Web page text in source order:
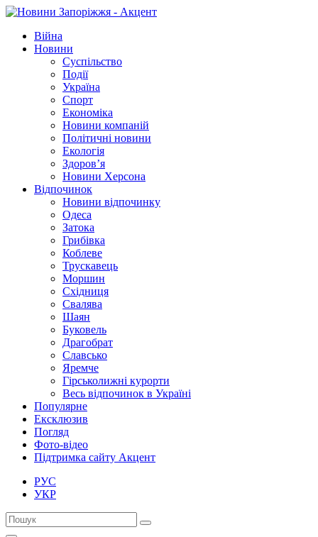
Війна
Новини
Суспільство
Події
Україна
Спорт
Економіка
Новини компаній
Політичні новини
Екологія
Здоров’я
Новини Херсона
Відпочинок
Новини відпочинку
Одеса
Затока
Грибівка
Коблеве
Трускавець
Моршин
Східниця
Свалява
Шаян
Буковель
Драгобрат
Славсько
Яремче
Гірськолижні курорти
Весь відпочинок в Україні
Популярне
Ексклюзив
Погляд
Фото-відео
Підтримка сайту Акцент
РУС
УКР